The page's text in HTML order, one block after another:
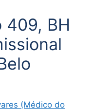
409, BH
(Médico do